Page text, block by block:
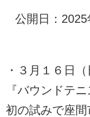
公開日：
・３月１６日
『バウンドテ
初の試みで座